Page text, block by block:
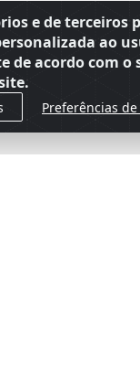
e de terceiros
ao
de acordo com o
Preferências de